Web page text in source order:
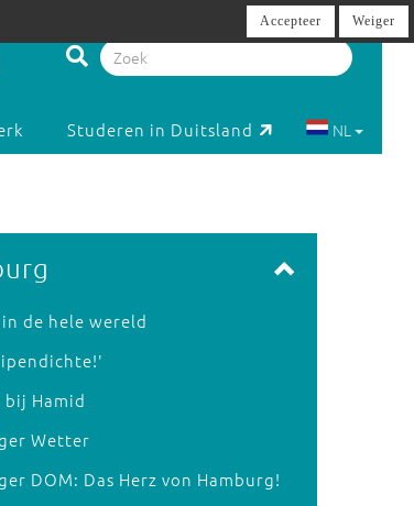
Studeren in Duitsland NL
de hele wereld
bij Hamid
Wetter
DOM: Das Herz von Hamburg!
Accepteer Weiger